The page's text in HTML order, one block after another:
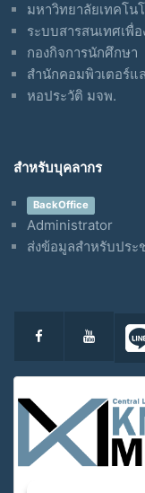
มหาวิทยาลัยเทคโน
ระบบสารสนเทศเพื่
กองกิจการนักศึกษา
สำนักคอมพิวเตอร์แ
หอประวัติ มจพ.
สำหรับบุคลากร
BackOffice
Administrator
ส่งข้อมูลสำหรับประ